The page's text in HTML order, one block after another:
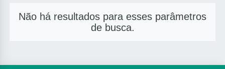
Não há resultados para esses parâmetros
de busca.